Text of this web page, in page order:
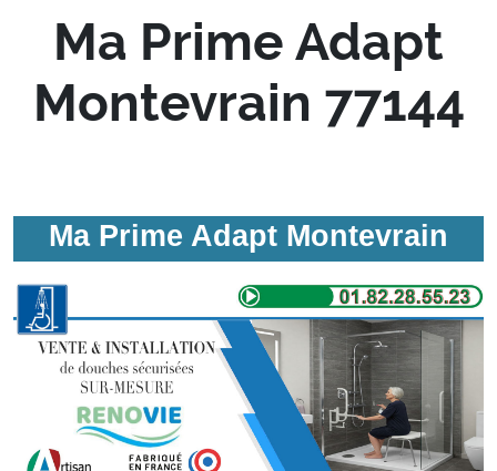
Ma Prime Adapt
Montevrain 77144
Ma Prime Adapt Montevrain